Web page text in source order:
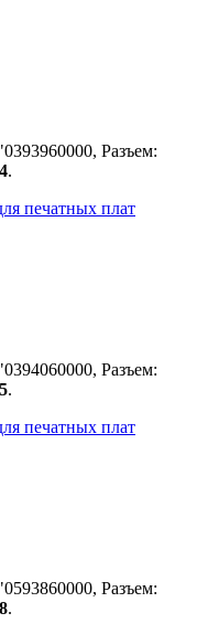
Разъем:
.
печатных плат
Разъем:
.
печатных плат
Разъем:
.